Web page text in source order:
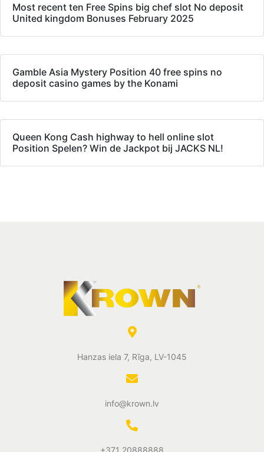
Most recent ten Free Spins big chef slot No deposit
United kingdom Bonuses February 2025
Gamble Asia Mystery Position 40 free spins no
deposit casino games by the Konami
Queen Kong Cash highway to hell online slot
Position Spelen? Win de Jackpot bij JACKS NL!
Hanzas iela 7, Rīga, LV-1045
info@krown.lv
+371 20888888